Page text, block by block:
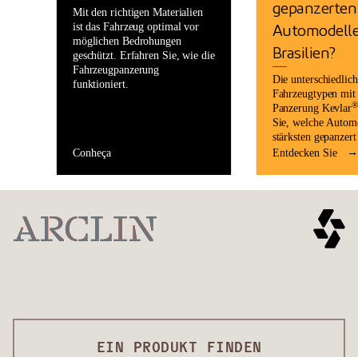
Mit den richtigen Materialien
ist das Fahrzeug optimal vor
möglichen Bedrohungen
geschützt. Erfahren Sie, wie die
Fahrzeugpanzerung
funktioniert.
Conheça
gepanzerten
Brasilien?
Die
Fahrzeugtypen
Panzerung Kevlar®
Sie, welche
stärksten
Entdecken Sie
EIN PRODUKT FINDEN